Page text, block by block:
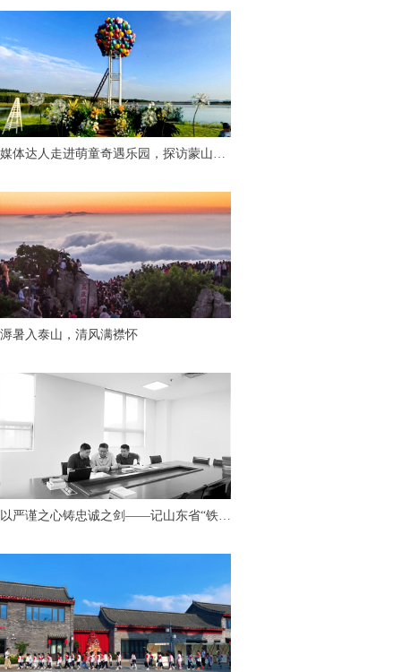
媒体达人走进萌童奇遇乐园，探访蒙山脚
溽暑入泰山，清风满襟怀
以严谨之心铸忠诚之剑——记山东省“铁纪